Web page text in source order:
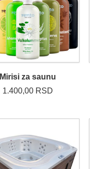
Mirisi za saunu
1.400,00 RSD